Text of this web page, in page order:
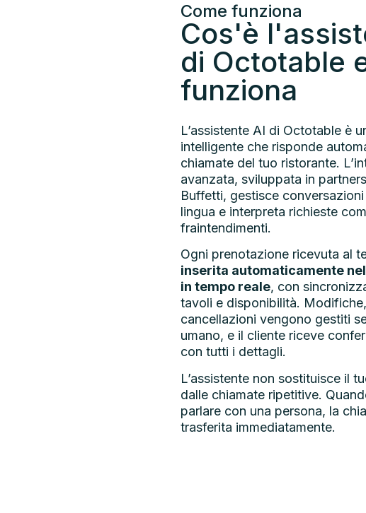
Come funziona
Cos'è
di Octotable
funziona
L’assistente AI di Octotable è
intelligente che risponde
chiamate del tuo ristorante.
avanzata, sviluppata in
Buffetti, gestisce
lingua e interpreta richieste
fraintendimenti.
Ogni prenotazione ricevuta al
inserita automaticamente
in tempo reale, con
tavoli e disponibilità.
cancellazioni vengono gestiti
umano, e il cliente riceve
con tutti i dettagli.
L’assistente non sostituisce il
dalle chiamate ripetitive.
parlare con una persona, la
trasferita immediatamente.